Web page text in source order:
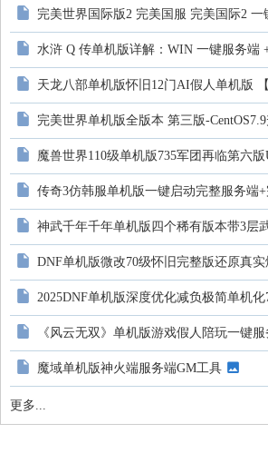
完美世界国际版2 完美国服 完美国际2
水浒 Q 传单机版详解：WIN 一键服务端
天龙八部单机版怀旧12门AI假人单机版
完美世界单机版全版本 第三版-
魔兽世界110级单机版735军团再临第六
传奇3仿韩服单机版一键启动完整服务端
神武千年千年单机版四个稀有版本带3层
DNF单机版微改70级怀旧完整版还原真
2025DNF单机版深度优化减负极简单机
《风云无双》单机版游戏假人陪玩一键
魔域单机版神火端服务端GM工具
更多...